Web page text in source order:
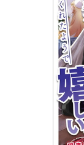
会社情報
スクウェア・エニッ